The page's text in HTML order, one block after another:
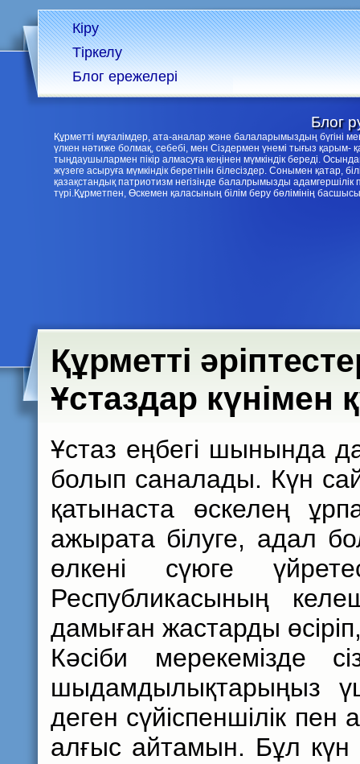
Кіру
Тіркелу
Блог ережелері
Блог
Құрметті мұғалімдер, ата-аналар және балаларымыздың
үлкен нәтиже болмақ, себебі, мен Сіздермен үнемі тығыз қарым-
тыңдаушылармен пікір алмасуға кеңінен мүмкіндік береді.
жүзеге асыруға мүмкіндік беретінін білесіздер. Сонымен қатар,
қазақстандық патриотизм негізінде балалрымызды
түрі.Құрметпен, Өскемен қаласының білім беру бөлімінің басшысы
Құрметті
Ұстаздар күнімен
Ұстаз еңбегі шынында
болып саналады. Күн
қатынаста өскелең
ажырата білуге, адал
өлкені сүюге
Республикасының
дамыған жастарды
Кәсіби мерекемізде
шыдамдылықтарыңыз
деген сүйіспеншілік
алғыс айтамын. Бұл күн